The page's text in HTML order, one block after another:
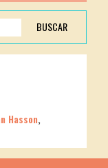
BUSCAR
Hasson,